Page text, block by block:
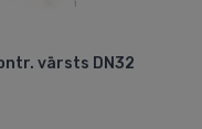
vārsts DN32